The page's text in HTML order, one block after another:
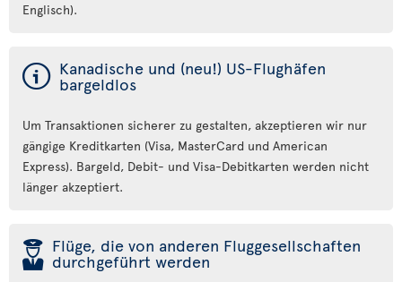
Englisch).
ý Kanadische und (neu!) US-Flughäfen
bargeldlos
Um Transaktionen sicherer zu gestalten, akzeptieren wir nur
gängige Kreditkarten (Visa, MasterCard und American
Express). Bargeld, Debit- und Visa-Debitkarten werden nicht
länger akzeptiert.
þ Flüge, die von anderen Fluggesellschaften
durchgeführt werden